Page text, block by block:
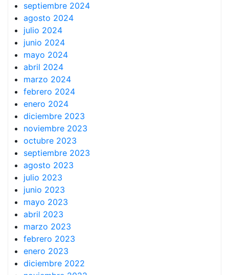
septiembre 2024
agosto 2024
julio 2024
junio 2024
mayo 2024
abril 2024
marzo 2024
febrero 2024
enero 2024
diciembre 2023
noviembre 2023
octubre 2023
septiembre 2023
agosto 2023
julio 2023
junio 2023
mayo 2023
abril 2023
marzo 2023
febrero 2023
enero 2023
diciembre 2022